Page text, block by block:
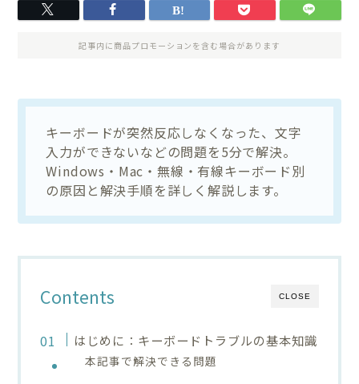
記事内に商品プロモーションを含む場合があります
キーボードが突然反応しなくなった、文字
入力ができないなどの問題を5分で解決。
Windows・Mac・無線・有線キーボード別
の原因と解決手順を詳しく解説します。
CLOSE
Contents
はじめに：キーボードトラブルの基本知識
本記事で解決できる問題